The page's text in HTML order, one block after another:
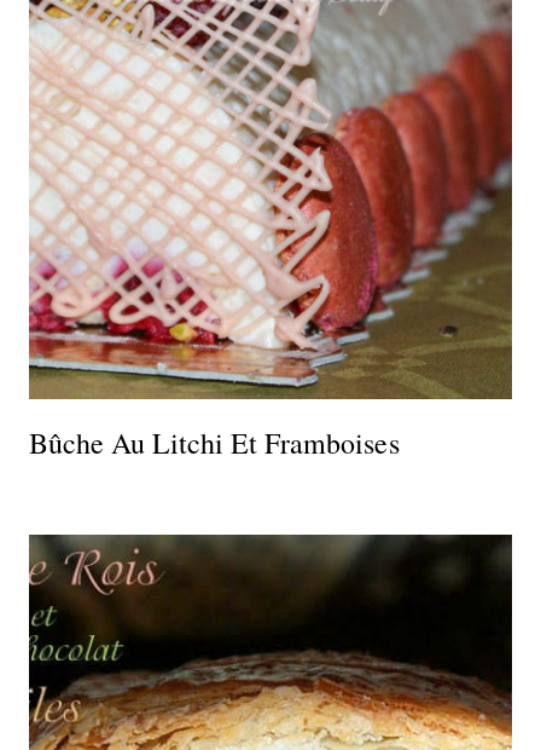
Bûche Au Litchi Et Framboises